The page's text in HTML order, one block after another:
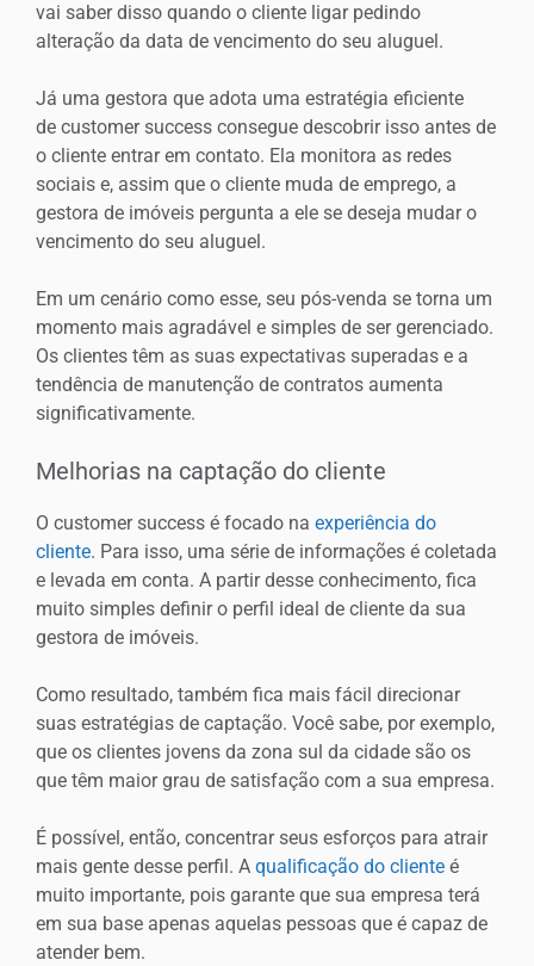
vai saber disso quando o cliente ligar pedindo
alteração da data de vencimento do seu aluguel.
Já uma gestora que adota uma estratégia eficiente
de customer success consegue descobrir isso antes de
o cliente entrar em contato. Ela monitora as redes
sociais e, assim que o cliente muda de emprego, a
gestora de imóveis pergunta a ele se deseja mudar o
vencimento do seu aluguel.
Em um cenário como esse, seu pós-venda se torna um
momento mais agradável e simples de ser gerenciado.
Os clientes têm as suas expectativas superadas e a
tendência de manutenção de contratos aumenta
significativamente.
Melhorias na captação do cliente
O customer success é focado na experiência do
cliente. Para isso, uma série de informações é coletada
e levada em conta. A partir desse conhecimento, fica
muito simples definir o perfil ideal de cliente da sua
gestora de imóveis.
Como resultado, também fica mais fácil direcionar
suas estratégias de captação. Você sabe, por exemplo,
que os clientes jovens da zona sul da cidade são os
que têm maior grau de satisfação com a sua empresa.
É possível, então, concentrar seus esforços para atrair
mais gente desse perfil. A qualificação do cliente é
muito importante, pois garante que sua empresa terá
em sua base apenas aquelas pessoas que é capaz de
atender bem.